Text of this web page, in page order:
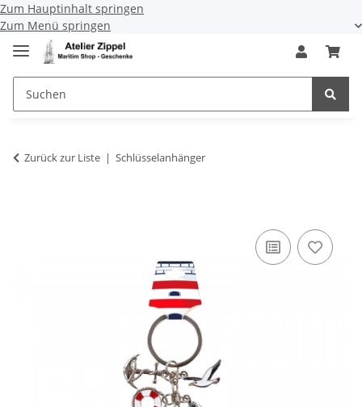
Zum Hauptinhalt springen
Zum Menü springen
Zurück zur Liste Schlüsselanhänger